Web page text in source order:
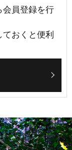
会員登録を行
おくと便利